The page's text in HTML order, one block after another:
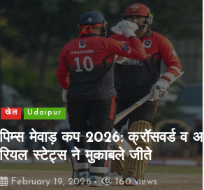
क्रॉसवर्ड व आदित्यम
जीते
160 views